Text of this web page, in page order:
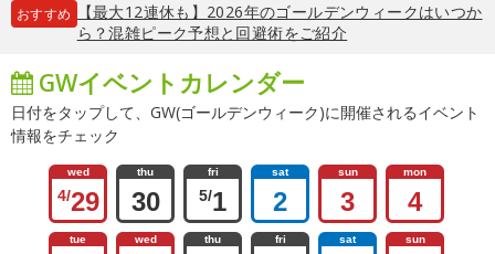
おすすめ
【最大12連休も】2026年のゴールデンウィークはいつか
ら？混雑ピーク予想と回避術をご紹介
GWイベントカレンダー
日付をタップして、GW(ゴールデンウィーク)に開催されるイベント
情報をチェック
wed
4/29
thu
30
fri
5/1
sat
2
sun
3
mon
4
tue wed thu fri sat sun